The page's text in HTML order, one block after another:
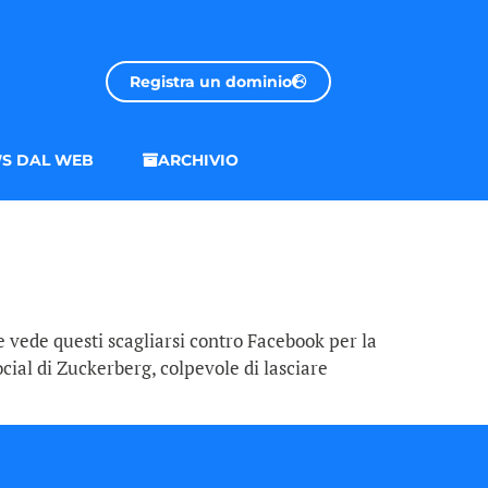
Registra un dominio
DAL WEB ARCHIVIO
questi scagliarsi contro Facebook per la
di Zuckerberg, colpevole di lasciare